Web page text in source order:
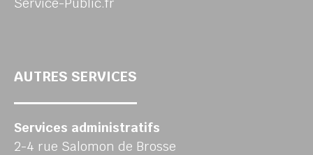
AUTRES SERVICES
Services administratifs
2-4 rue Salomon de Brosse